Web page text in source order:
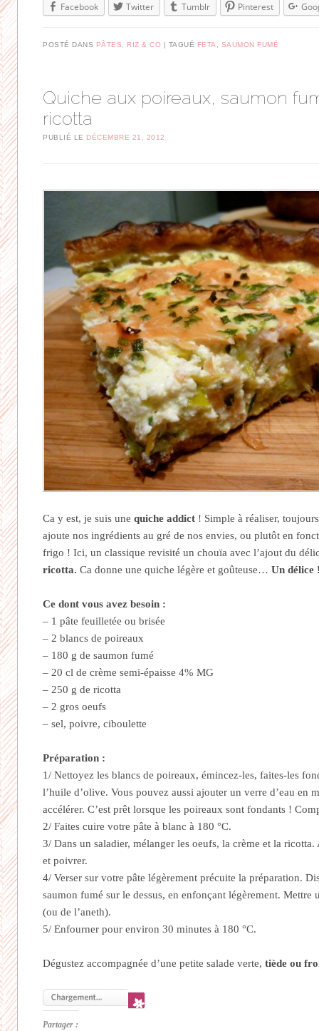
Facebook Twitter Tumblr Pinterest
POSTÉ DANS PÂTES, RIZ & CO TAGUÉ FETA SAUMON FUMÉ
Quiche aux poireaux, saumon
ricotta
PUBLIÉ LE DÉCEMBRE 21, 2012
Ca y est, je suis une quiche addict ! Simple à réaliser,
ajoute nos ingrédients au gré de nos envies, ou plutôt en
frigo ! Ici, un classique revisité un chouïa avec l’ajout du
ricotta. Ca donne une quiche légère et goûteuse…Un délice
Ce dont vous avez besoin :
– 1 pâte feuilletée ou brisée
– 2 blancs de poireaux
– 180 g de saumon fumé
– 20 cl de crème semi-épaisse 4% MG
– 250 g de ricotta
– 2 gros oeufs
– sel, poivre, ciboulette
Préparation :
1/ Nettoyez les blancs de poireaux, émincez-les, faites-les
l’huile d’olive. Vous pouvez aussi ajouter un verre d’eau en
accélérer. C’est prêt lorsque les poireaux sont fondants !
2/ Faites cuire votre pâte à blanc à 180 °C.
3/ Dans un saladier, mélanger les oeufs, la crème et la
et poivrer.
4/ Verser sur votre pâte légèrement précuite la préparation.
saumon fumé sur le dessus, en enfonçant légèrement. Mettre
(ou de l’aneth).
5/ Enfourner pour environ 30 minutes à 180 °C.
Dégustez accompagnée d’une petite salade verte, tiède ou
Partager :